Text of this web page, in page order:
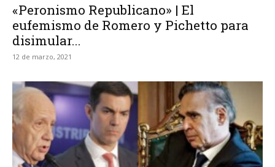
«Peronismo Republicano» | El
eufemismo de Romero y Pichetto para
disimular...
12 de marzo, 2021